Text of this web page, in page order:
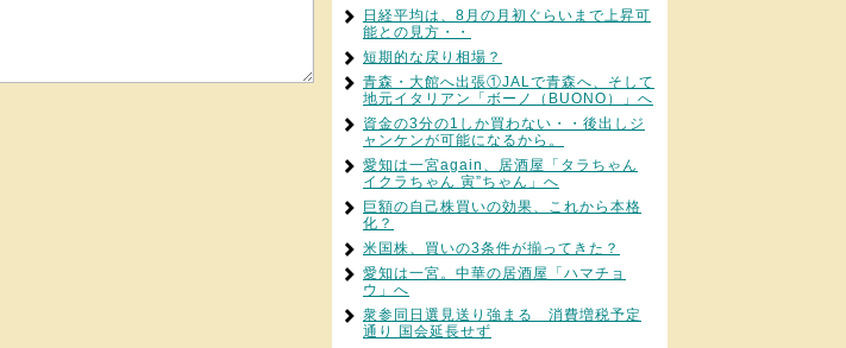
日経平均は、8月の月初ぐらいまで上昇可
能との見方・・
短期的な戻り相場？
青森・大館へ出張①JALで青森へ、そして
地元イタリアン「ボーノ（BUONO）」へ
資金の3分の1しか買わない・・後出しジ
ャンケンが可能になるから。
愛知は一宮again、居酒屋「タラちゃん
イクラちゃん 寅”ちゃん」へ
巨額の自己株買いの効果、これから本格
化？
米国株、買いの3条件が揃ってきた？
愛知は一宮。中華の居酒屋「ハマチョ
ウ」へ
衆参同日選見送り強まる 消費増税予定
通り 国会延長せず